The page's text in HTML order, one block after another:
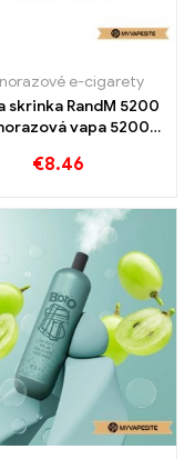
e-cigarety
skrinka RandM 5200
vapa 5200
€8.46